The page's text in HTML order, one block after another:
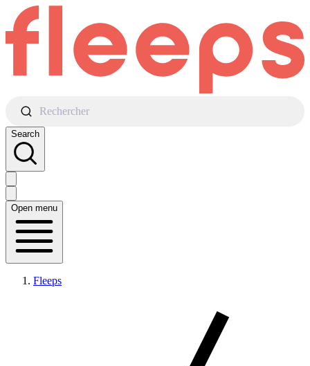
Rechercher
Search
Open menu
Fleeps